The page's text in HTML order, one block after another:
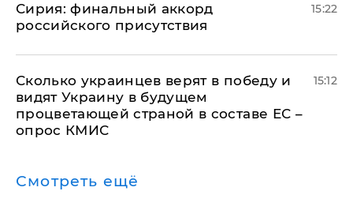
​Сирия: финальный аккорд
российского присутствия
15:22
Сколько украинцев верят в победу и
видят Украину в будущем
процветающей страной в составе ЕС –
опрос КМИС
15:12
Смотреть ещё